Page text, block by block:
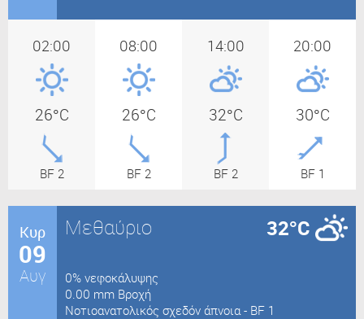
02:00
26°C
BF 2
08:00
26°C
BF 2
14:00
32°C
BF 2
20:00
30°C
BF 1
Κυρ
09
Αυγ
Μεθαύριο 32°C
0% νεφοκάλυψης
0.00 mm Βροχή
Nοτιοανατολικός σχεδόν άπνοια - BF 1